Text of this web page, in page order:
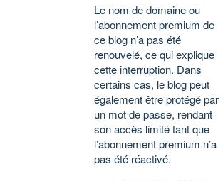
Le nom de domaine ou
l’abonnement premium de
ce blog n’a pas été
renouvelé, ce qui explique
cette interruption. Dans
certains cas, le blog peut
également être protégé par
un mot de passe, rendant
son accès limité tant que
l’abonnement premium n’a
pas été réactivé.